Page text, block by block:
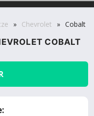
» Chevrolet » Cobalt
COBALT